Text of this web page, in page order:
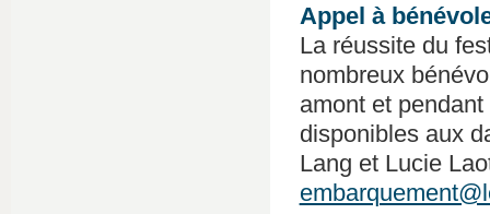
Appel à
La réussite du
nombreux
amont et
disponibles aux
Lang et Lucie